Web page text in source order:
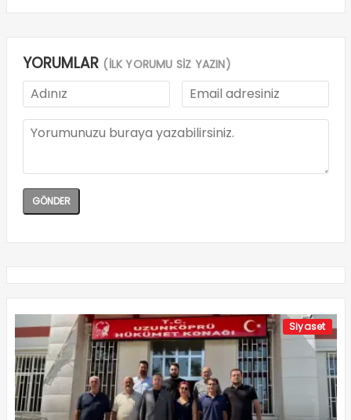
YORUMLAR (İLK YORUMU SİZ YAZIN)
Siyaset